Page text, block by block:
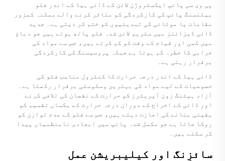
پی وی سی پائپ ایکسٹروژن لائن کے ڈائی ہیڈ کے اندر فلو
بیلنسنگ پائپ کی کارکردگی کو متاثر کرنے والے ممکنہ کمزور
مقامات یا موٹائی کی تبدیلیوں کو ختم کر دیتی ہے۔ جدید
ڈائی ڈیزائنز میں سٹریم لائن شدہ فلو پاتھ ہوتے ہیں جو دباؤ
میں کمی اور قیام کے وقت کو کم کرتے ہیں، جس سے مواد کی
خرابی کا خطرہ کم ہوتا ہے جبکہ پروسیسنگ کی کارکردگی
برقرار رہتی ہے۔
ڈائی ہیڈ کے اندر درجہ حرارت کا کنٹرول مناسب فلو کی
خصوصیات کے لیے مواد کی بہترین وسکوسٹی برقرار رکھتا ہے۔
آزاد ہیٹنگ زون آپریٹرز کو حرارت کے نقصان کی تلافی کرنے
اور ڈائی کے اخراج کے دوران درجہ حرارت کے یکساں تقسیم کو
یقینی بنانے کی اجازت دیتے ہیں، جس سے فلو کے عدم توازن کو
روکا جاتا ہے جو مکمل شدہ پائپ میں ابعادی نامنظمیاں پیدا
کر سکتے ہیں۔
سائزِنگ اور کیلیبریشن عمل